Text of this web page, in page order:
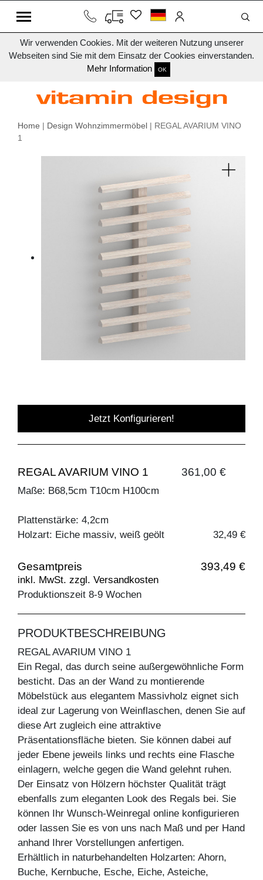
Wir verwenden Cookies. Mit der weiteren Nutzung unserer
Webseiten sind Sie mit dem Einsatz der Cookies einverstanden.
Mehr Information
OK
Home | Design Wohnzimmermöbel | REGAL AVARIUM VINO
1
Jetzt Konfigurieren!
REGAL AVARIUM VINO 1 361,00 €
Maße: B68,5cm T10cm H100cm
Plattenstärke: 4,2cm
Holzart: Eiche massiv, weiß geölt
32,49 €
Gesamtpreis 393,49 €
inkl. MwSt. zzgl. Versandkosten
Produktionszeit 8-9 Wochen
PRODUKTBESCHREIBUNG
REGAL AVARIUM VINO 1
Ein Regal, das durch seine außergewöhnliche Form
besticht. Das an der Wand zu montierende
Möbelstück aus elegantem Massivholz eignet sich
ideal zur Lagerung von Weinflaschen, denen Sie auf
diese Art zugleich eine attraktive
Präsentationsfläche bieten. Sie können dabei auf
jeder Ebene jeweils links und rechts eine Flasche
einlagern, welche gegen die Wand gelehnt ruhen.
Der Einsatz von Hölzern höchster Qualität trägt
ebenfalls zum eleganten Look des Regals bei. Sie
können Ihr Wunsch-Weinregal online konfigurieren
oder lassen Sie es von uns nach Maß und per Hand
anhand Ihrer Vorstellungen anfertigen.
Erhältlich in naturbehandelten Holzarten: Ahorn,
Buche, Kernbuche, Esche, Eiche, Asteiche,